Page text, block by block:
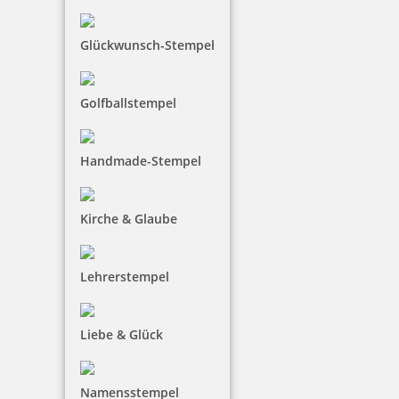
Glückwunsch-Stempel
Golfballstempel
Handmade-Stempel
Kirche & Glaube
Lehrerstempel
Liebe & Glück
Namensstempel
Vorlage 12
Vorlage 14